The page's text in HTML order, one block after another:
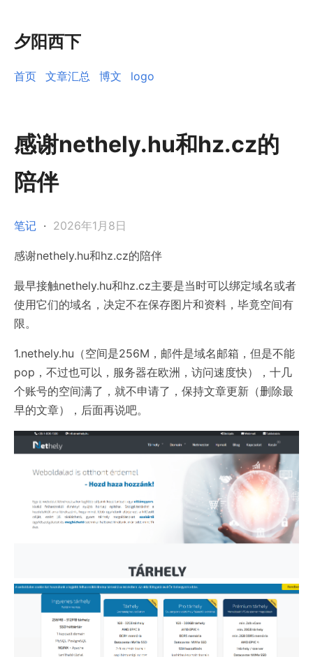
夕阳西下
首页 文章汇总 博文 logo
感谢nethely.hu和hz.cz的
陪伴
笔记 · 2026年1月8日
感谢nethely.hu和hz.cz的陪伴
最早接触nethely.hu和hz.cz主要是当时可以绑定域名或者
使用它们的域名，决定不在保存图片和资料，毕竟空间有
限。
1.nethely.hu（空间是256M，邮件是域名邮箱，但是不能
pop，不过也可以，服务器在欧洲，访问速度快），十几
个账号的空间满了，就不申请了，保持文章更新（删除最
早的文章），后面再说吧。